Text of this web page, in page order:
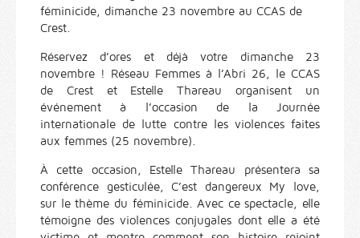
féminicide, dimanche 23 novembre au CCAS de
Crest.
Réservez d’ores et déjà votre dimanche 23
novembre ! Réseau Femmes à l’Abri 26, le CCAS
de Crest et Estelle Thareau organisent un
événement à l’occasion de la Journée
internationale de lutte contre les violences faites
aux femmes (25 novembre).
À cette occasion, Estelle Thareau présentera sa
conférence gesticulée, C’est dangereux My love,
sur le thème du féminicide. Avec ce spectacle, elle
témoigne des violences conjugales dont elle a été